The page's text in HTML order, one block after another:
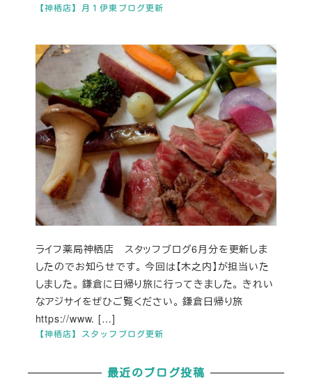
【神栖店】月１伊東ブログ更新
【神栖店】スタッフブログ更新
ライフ薬局神栖店 スタッフブログ6月分を更新しま
したのでお知らせです。 今回は【木之内】が担当いた
しました。 鎌倉に日帰り旅に行ってきました。 きれい
なアジサイをぜひご覧ください。 鎌倉日帰り旅
https://www. […]
最近のブログ投稿